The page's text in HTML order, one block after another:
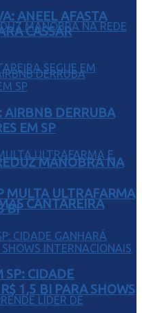
MANOBRA NA
CANTAREIRA
ANEEL AFASTA
CASSAR
AIRBNB DERRUBA
EM SP
MULTA ULTRAFARMA
BI
SP: CIDADE
1,5 BI PARA SHOWS